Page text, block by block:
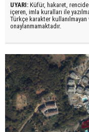
UYARI: Küfür, hakaret,
içeren, imla kuralları ile
Türkçe karakter
onaylanmamaktadır.